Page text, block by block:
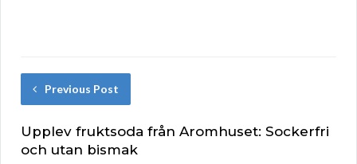
Previous Post
Upplev fruktsoda från Aromhuset: Sockerfri
och utan bismak